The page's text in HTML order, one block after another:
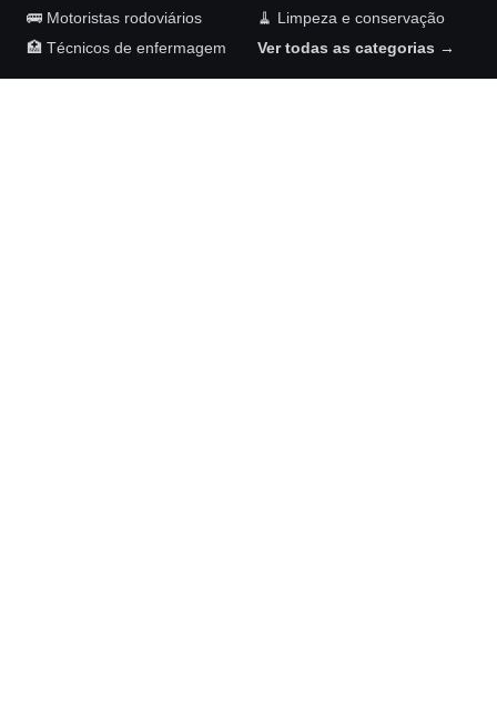
🚌 Motoristas rodoviários
🧹 Limpeza e conservação
🏥 Técnicos de enfermagem
Ver todas as categorias →